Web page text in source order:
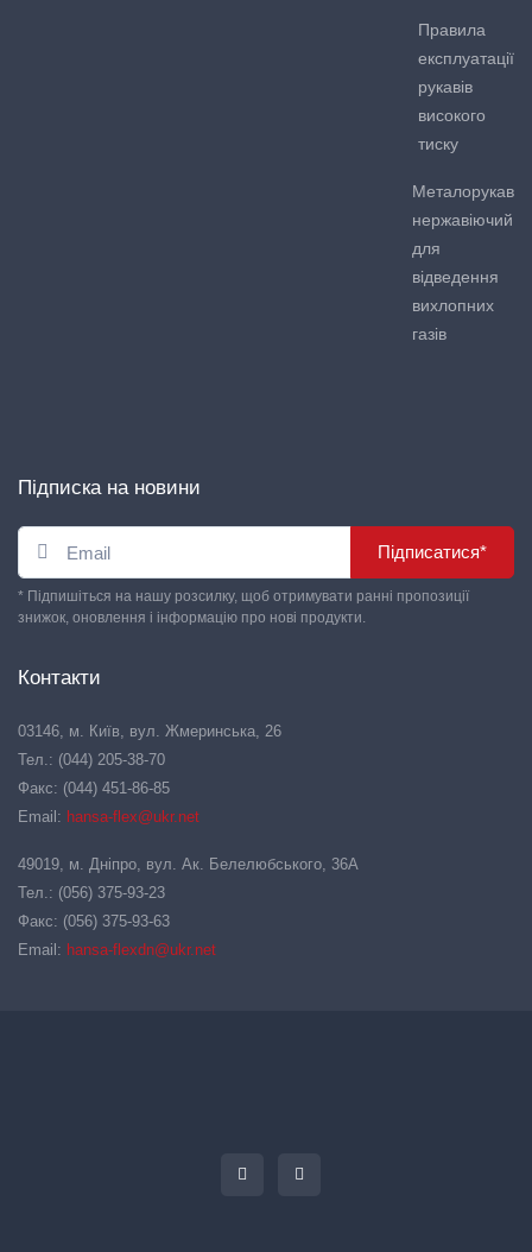
Правила
експлуатації
рукавів
високого
тиску
Металорукав
нержавіючий
для
відведення
вихлопних
газів
Підписка на новини
Підписатися*
* Підпишіться на нашу розсилку, щоб отримувати ранні пропозиції
знижок, оновлення і інформацію про нові продукти.
Контакти
03146, м. Київ, вул. Жмеринська, 26
Тел.: (044) 205-38-70
Факс: (044) 451-86-85
Email: hansa-flex@ukr.net
49019, м. Дніпро, вул. Ак. Белелюбського, 36А
Тел.: (056) 375-93-23
Факс: (056) 375-93-63
Email: hansa-flexdn@ukr.net